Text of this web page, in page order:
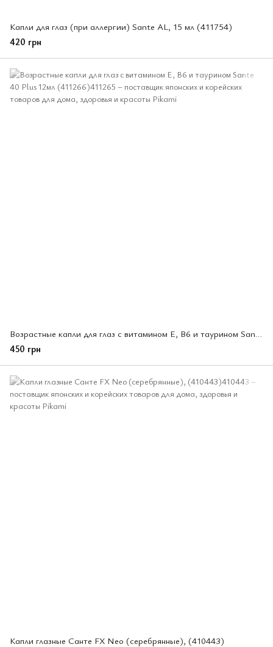
Капли для глаз (при аллергии) Sante AL, 15 мл (411754)
420 грн
Возрастные капли для глаз с витамином E, B6 и таурином Sante 40 Plus 12мл (411266)
450 грн
Капли глазные Санте FX Neo (серебрянные), (410443)